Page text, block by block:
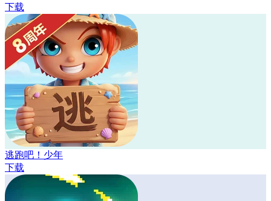
下载
逃跑吧！少年
下载